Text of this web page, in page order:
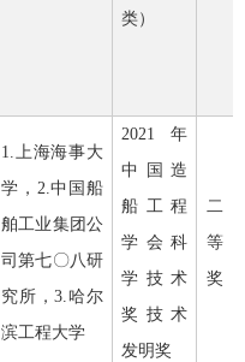
类）
1.上海海事大
学， 2.中国船
舶工业集团公
司第七〇八研
究所，3. 哈尔
滨工程大学
2021 年
中国造
船工程
学会科
学技术
奖技术
发明奖
二
等
奖